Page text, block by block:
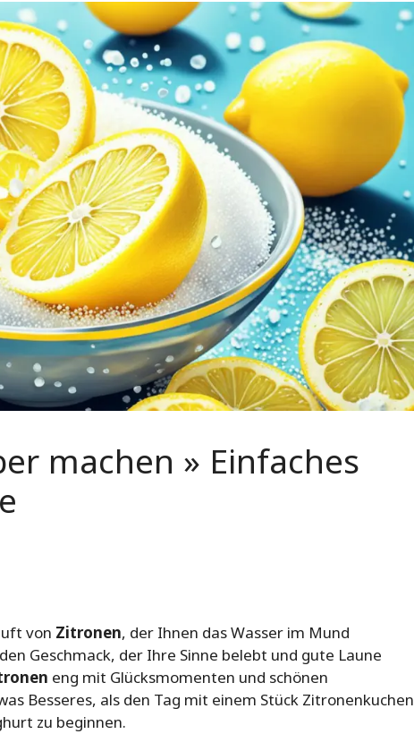
machen » Einfaches
von Zitronen, der Ihnen das Wasser im Mund
Geschmack, der Ihre Sinne belebt und gute Laune
eng mit Glücksmomenten und schönen
Besseres, als den Tag mit einem Stück Zitronenkuchen
zu beginnen.